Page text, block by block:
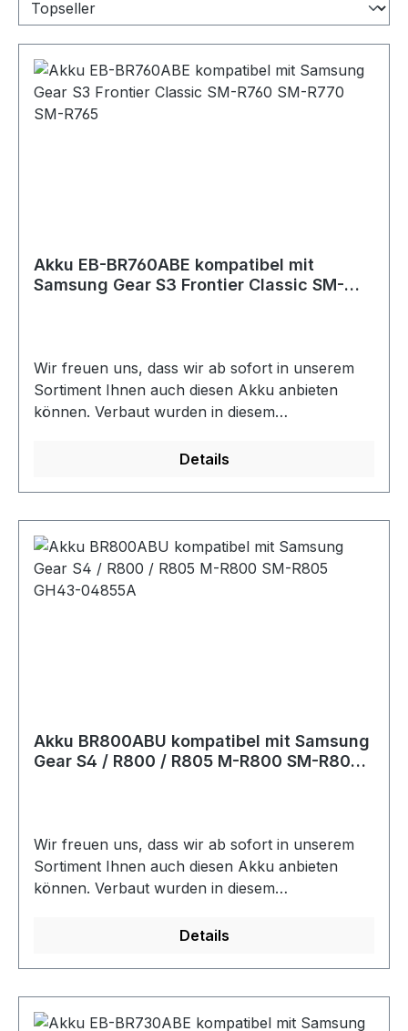
Akku EB-BR760ABE kompatibel mit
Samsung Gear S3 Frontier Classic SM-
Wir freuen uns, dass wir ab sofort in unserem
Sortiment Ihnen auch diesen Akku anbieten
können. Verbaut wurden in diesem
Selbstverständlich ist der Akku 100 %
ausgestattet. Weiterhin zeichnet er sich durch
optimale Passgenauigkeit aus. Technische
Daten:Spannung: 3,85 VoltKapazität: 380mAh /
1,46 WhZellentyp: Li-Polymer Der Akku ist
Details
Akku BR800ABU kompatibel mit Samsung
Gear S4 / R800 / R805 M-R800 SM-R805
Wir freuen uns, dass wir ab sofort in unserem
Sortiment Ihnen auch diesen Akku anbieten
können. Verbaut wurden in diesem
Selbstverständlich ist der Akku 100 %
ausgestattet. Weiterhin zeichnet er sich durch
optimale Passgenauigkeit aus. Technische
Details